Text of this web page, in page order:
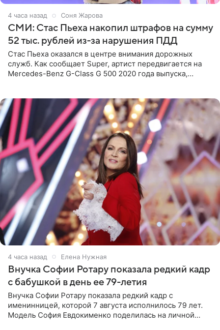
4 часа назад Соня Жарова
СМИ: Стас Пьеха накопил штрафов на сумму
52 тыс. рублей из-за нарушения ПДД
Стас Пьеха оказался в центре внимания дорожных
служб. Как сообщает Super, артист передвигается на
Mercedes-Benz G-Class G 500 2020 года выпуска,
4 часа назад Елена Нужная
Внучка Софии Ротару показала редкий кадр
с бабушкой в день ее 79-летия
Внучка Софии Ротару показала редкий кадр с
именинницей, которой 7 августа исполнилось 79 лет.
Модель София Евдокименко поделилась на личной